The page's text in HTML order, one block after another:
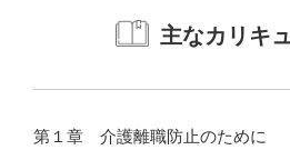
主なカリキ
第１章 介護離職防止のために